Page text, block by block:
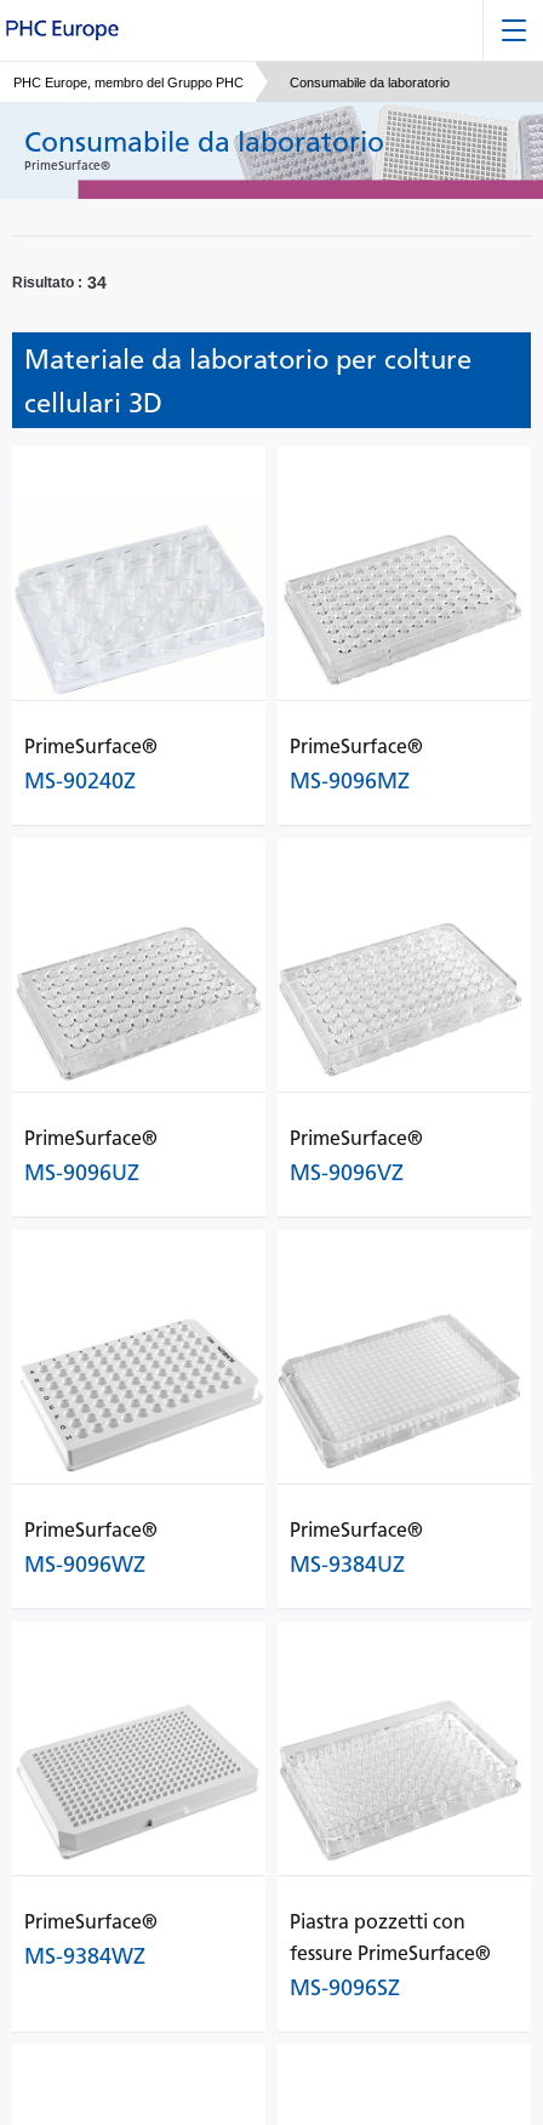
PHC Europe, membro del Gruppo PHC Consumabile da laboratorio
Consumabile da laboratorio
PrimeSurface®
Risultato 34
Materiale da laboratorio per colture
cellulari 3D
PrimeSurface®
MS-90240Z
PrimeSurface®
MS-9096MZ
PrimeSurface®
MS-9096UZ
PrimeSurface®
MS-9096VZ
PrimeSurface®
MS-9096WZ
PrimeSurface®
MS-9384UZ
PrimeSurface®
MS-9384WZ
Piastra pozzetti con
fessure PrimeSurface®
MS-9096SZ